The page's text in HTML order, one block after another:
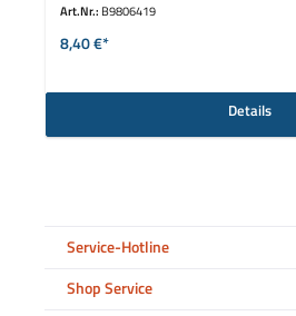
Art.Nr.: B9806419
8,40 €*
Details
Service-Hotline
Shop Service